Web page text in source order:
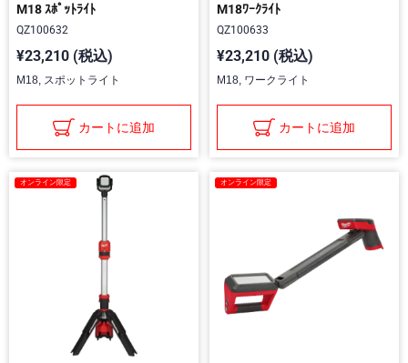
M18 ｽﾎﾟｯﾄﾗｲﾄ
QZ100632
¥23,210 (税込)
M18, スポットライト
カートに追加
M18ﾜｰｸﾗｲﾄ
QZ100633
¥23,210 (税込)
M18, ワークライト
カートに追加
オンライン限定 オンライン限定